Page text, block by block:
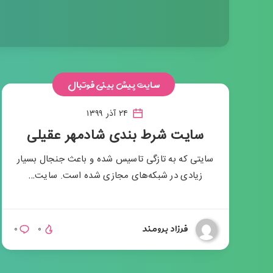
سایت پیش بینی فوتبال
سایت شرط بندی شادمهر عقیلی
سایتی که به تازگی تاسیس شده و باعث جنجال بسیار
زیادی در شبکه‌های مجازی شده است. سایت…
فرزاد برومند ۰ ۰